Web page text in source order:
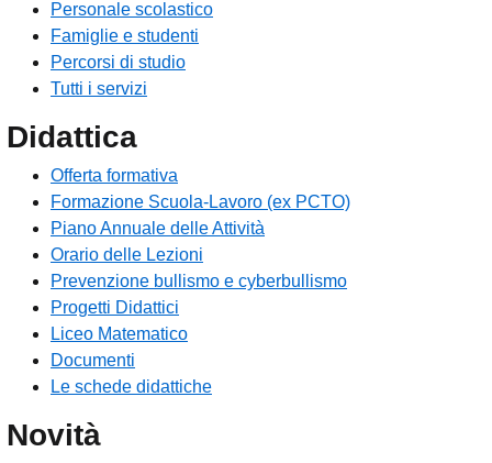
Personale scolastico
Famiglie e studenti
Percorsi di studio
Tutti i servizi
Didattica
Offerta formativa
Formazione Scuola-Lavoro (ex PCTO)
Piano Annuale delle Attività
Orario delle Lezioni
Prevenzione bullismo e cyberbullismo
Progetti Didattici
Liceo Matematico
Documenti
Le schede didattiche
Novità